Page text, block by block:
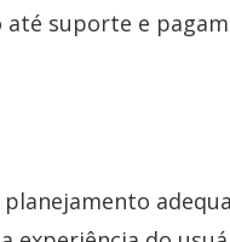
suporte e